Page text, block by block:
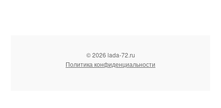
© 2026 lada-72.ru
Политика конфиденциальности